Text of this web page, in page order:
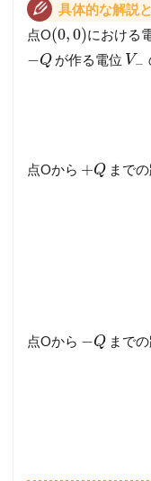
具体的な解説
点O(0,0)における
−Q が作る電位 V−
点Oから +Q まで
点Oから −Q まで